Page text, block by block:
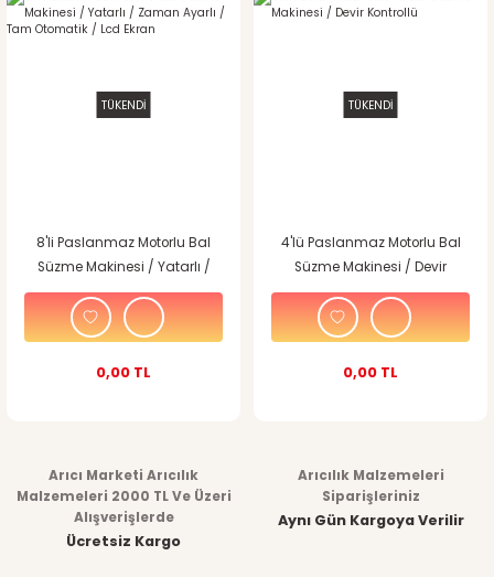
TÜKENDİ
8'li Paslanmaz Motorlu Bal
Süzme Makinesi / Yatarlı /
Zaman Ayarlı / Tam
Otomatik / Lcd Ekran
0,00 TL
TÜKENDİ
4'lü Paslanmaz Motorlu Bal
Süzme Makinesi / Devir
Kontrollü
0,00 TL
Arıcı Marketi Arıcılık
Malzemeleri 2000 TL Ve Üzeri
Alışverişlerde
Ücretsiz Kargo
Arıcılık Malzemeleri
Siparişleriniz
Aynı Gün Kargoya Verilir